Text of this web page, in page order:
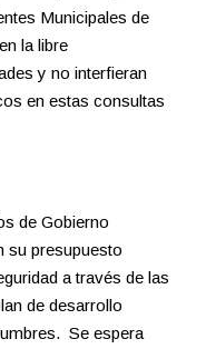
Municipales de
la libre
y no interfieran
en estas consultas
de Gobierno
su presupuesto
a través de las
de desarrollo
Se espera